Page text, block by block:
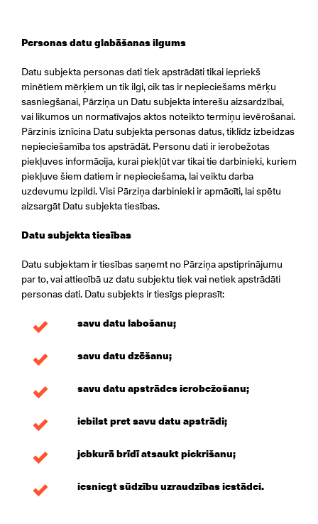
Personas datu glabāšanas ilgums
Datu subjekta personas dati tiek apstrādāti tikai iepriekš
minētiem mērķiem un tik ilgi, cik tas ir nepieciešams mērķu
sasniegšanai, Pārziņa un Datu subjekta interešu aizsardzībai,
vai likumos un normatīvajos aktos noteikto termiņu ievērošanai.
Pārzinis iznīcina Datu subjekta personas datus, tiklīdz izbeidzas
nepieciešamība tos apstrādāt. Personu dati ir ierobežotas
piekļuves informācija, kurai piekļūt var tikai tie darbinieki, kuriem
piekļuve šiem datiem ir nepieciešama, lai veiktu darba
uzdevumu izpildi. Visi Pārziņa darbinieki ir apmācīti, lai spētu
aizsargāt Datu subjekta tiesības.
Datu subjekta tiesības
Datu subjektam ir tiesības saņemt no Pārziņa apstiprinājumu
par to, vai attiecībā uz datu subjektu tiek vai netiek apstrādāti
personas dati. Datu subjekts ir tiesīgs pieprasīt:
savu datu labošanu;
savu datu dzēšanu;
savu datu apstrādes ierobežošanu;
iebilst pret savu datu apstrādi;
jebkurā brīdī atsaukt piekrišanu;
iesniegt sūdzību uzraudzības iestādei.